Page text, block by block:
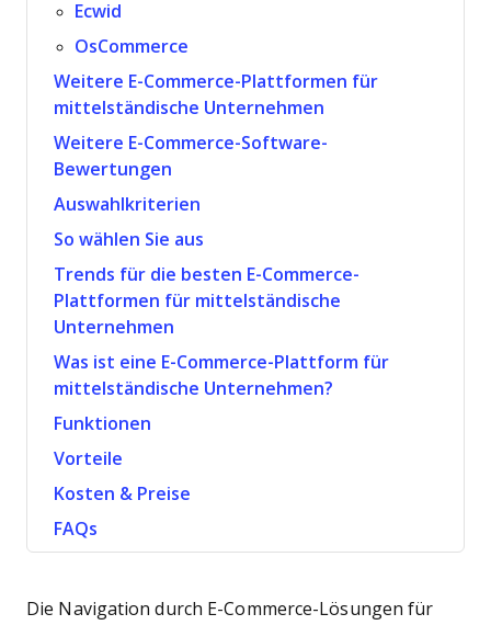
Ecwid
OsCommerce
Weitere E-Commerce-Plattformen für
mittelständische Unternehmen
Weitere E-Commerce-Software-
Bewertungen
Auswahlkriterien
So wählen Sie aus
Trends für die besten E-Commerce-
Plattformen für mittelständische
Unternehmen
Was ist eine E-Commerce-Plattform für
mittelständische Unternehmen?
Funktionen
Vorteile
Kosten & Preise
FAQs
Die Navigation durch E-Commerce-Lösungen für